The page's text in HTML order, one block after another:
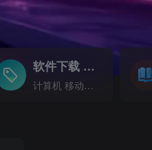
软件下载GO
计算机 移动设备 软件下载....